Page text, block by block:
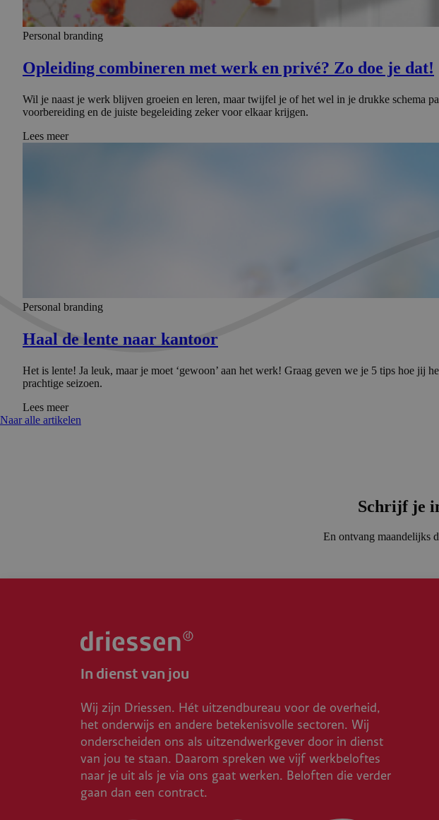
Personal branding
Opleiding combineren met werk en privé? Zo doe je dat!
Wil je naast je werk blijven groeien en leren, maar twijfel je of het wel in je drukke schema
voorbereiding en de juiste begeleiding zeker voor elkaar krijgen.
Lees meer
Personal branding
Haal de lente naar kantoor
Het is lente! Ja leuk, maar je moet ‘gewoon’ aan het werk! Graag geven we je 5 tips hoe
prachtige seizoen.
Lees meer
Naar alle artikelen
Schrijf je
En ontvang maandelijks
In dienst van jou
Wij zijn Driessen. Hét uitzendbureau voor de overheid,
het onderwijs en andere betekenisvolle sectoren. Wij
onderscheiden ons als uitzendwerkgever door in dienst
van jou te staan. Daarom spreken we vijf werkbeloftes
naar je uit als je via ons gaat werken. Beloften die verder
gaan dan een contract.